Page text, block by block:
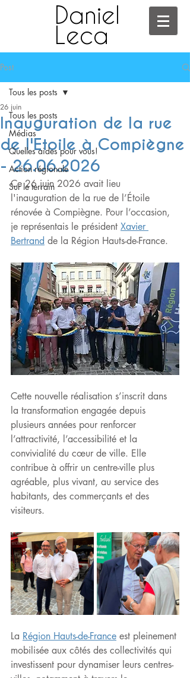
Daniel
Leca
Post
Tous les posts
Médias
Quelles aides pour vous!
Action régionale
Sur le terrain
Tous les posts
Inauguration de la rue
de l'Etoile à Compiègne
- 26.06.2026
26 juin
Ce 26 juin 2026 avait lieu
l'inauguration de la rue de l’Étoile
rénovée à Compiègne. Pour l’occasion,
je représentais le président Xavier
Bertrand de la Région Hauts-de-France.
Cette nouvelle réalisation s’inscrit dans
la transformation engagée depuis
plusieurs années pour renforcer
l’attractivité, l’accessibilité et la
convivialité du cœur de ville. Elle
contribue à offrir un centre-ville plus
agréable, plus vivant, au service des
habitants, des commerçants et des
visiteurs.
La Région Hauts-de-France est pleinement
mobilisée aux côtés des collectivités qui
investissent pour dynamiser leurs centres-